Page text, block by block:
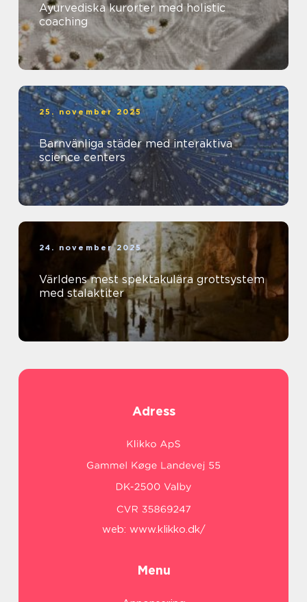
Ayurvediska kurorter med holistic
coaching
25. november 2025
Barnvänliga städer med interaktiva
science centers
24. november 2025
Världens mest spektakulära grottsystem
med stalaktiter
Adress
web: www.klikko.dk/
Menu